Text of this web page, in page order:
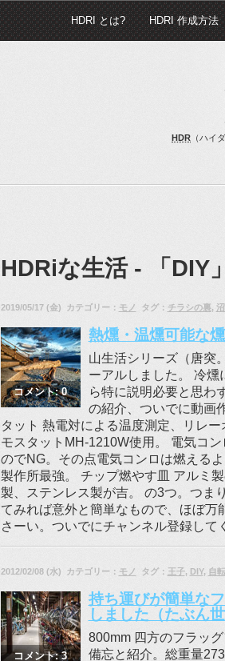
HDRI とは? HDRI 作成方法
HDR （ハイ
HDRiな生活 - 「DIY」
2019/05/17 (金) カテゴリー： モノ タグ： チラシの裏,
コメント: 0
熱燻・温燻可能な
山生活シリーズ（唐突
ーアルしました。 冷
ら特に説明必要と思わ
の紹介、ついでに動画
タット 熱電対による温度測定、リレ
モスタットMH-1210W使用。 電気コ
のでNG。その点電気コンロは燃える
製作所最強。 チップ燃やす皿 アルミ
製、ステンレス製が吉。 の3つ。つま
てみれば意外と簡単なもので、ほぼ
さーい。ついでにチャンネル登録して
2012/02/08 (水) カテゴリー： モノ タグ： 王子, DIY, 自
コメント: 3
持ち運びが簡単な
しました（たぶん
800mm 四方のフラッ
備忘と紹介。総重量